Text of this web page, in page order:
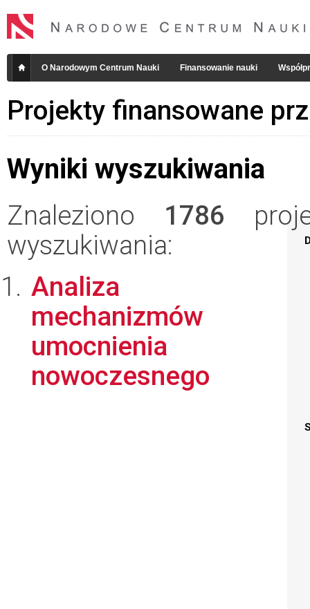
O Narodowym Centrum Nauki Finansowanie nauki
Projekty finansowane
Wyniki wyszukiwania
Znaleziono 1786
wyszukiwania:
Analiza
mechanizmów
umocnienia
nowoczesnego